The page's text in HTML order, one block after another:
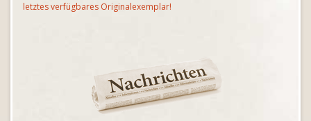
letztes verfügbares Originalexemplar!